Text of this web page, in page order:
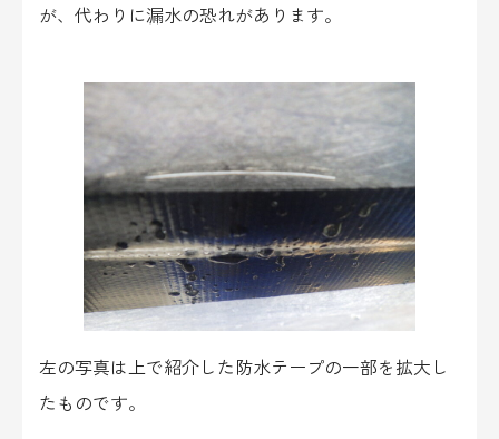
が、代わりに漏水の恐れがあります。
左の写真は上で紹介した防水テープの一部を拡大し
たものです。